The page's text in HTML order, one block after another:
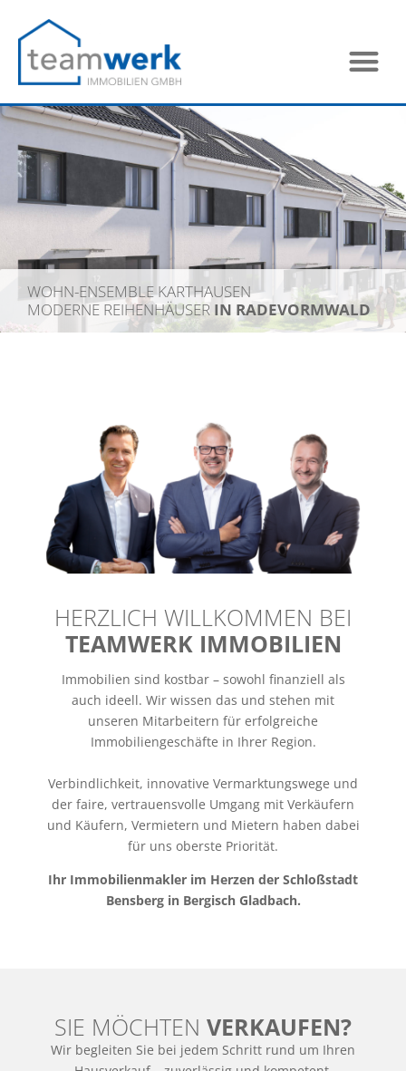
UNSER TEAM WÄCHST!
HERZLICH WILLKOMMENJANNIK SCHUMACHER
UND PAUL PATT
HERZLICH WILLKOMMEN BEI
TEAMWERK IMMOBILIEN
Immobilien sind kostbar – sowohl finanziell als
auch ideell. Wir wissen das und stehen mit
unseren Mitarbeitern für erfolgreiche
Immobiliengeschäfte in Ihrer Region.
Verbindlichkeit, innovative Vermarktungswege und
der faire, vertrauensvolle Umgang mit Verkäufern
und Käufern, Vermietern und Mietern haben dabei
für uns oberste Priorität.
Ihr Immobilienmakler im Herzen der Schloßstadt
Bensberg in Bergisch Gladbach.
SIE MÖCHTEN VERKAUFEN?
Wir begleiten Sie bei jedem Schritt rund um Ihren